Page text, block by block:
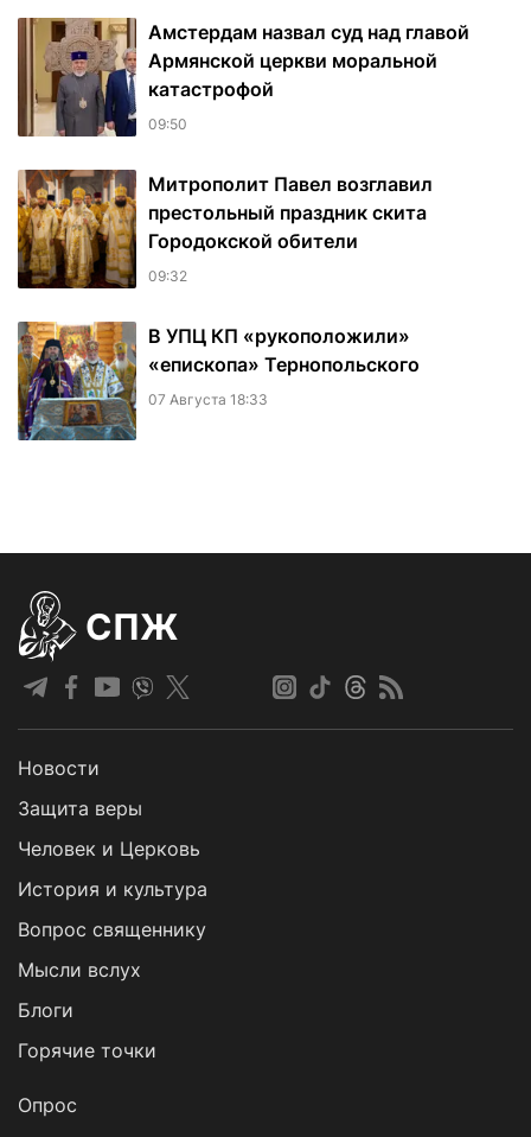
Амстердам назвал суд над главой
Армянской церкви моральной
катастрофой
09:50
Митрополит Павел возглавил
престольный праздник скита
Городокской обители
09:32
В УПЦ КП «рукоположили»
«епископа» Тернопольского
07 Августа 18:33
СПЖ
Новости
Защита веры
Человек и Церковь
История и культура
Вопрос священнику
Мысли вслух
Блоги
Горячие точки
Опрос